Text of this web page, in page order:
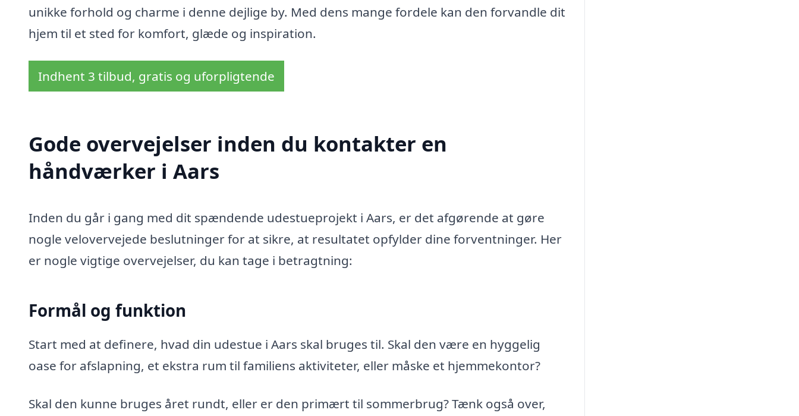
unikke forhold og charme i denne dejlige by. Med dens mange fordele kan den forvandle dit
hjem til et sted for komfort, glæde og inspiration.
Indhent 3 tilbud, gratis og uforpligtende
Gode overvejelser inden du kontakter en
håndværker i Aars
Inden du går i gang med dit spændende udestueprojekt i Aars, er det afgørende at gøre
nogle velovervejede beslutninger for at sikre, at resultatet opfylder dine forventninger. Her
er nogle vigtige overvejelser, du kan tage i betragtning:
Formål og funktion
Start med at definere, hvad din udestue i Aars skal bruges til. Skal den være en hyggelig
oase for afslapning, et ekstra rum til familiens aktiviteter, eller måske et hjemmekontor?
Skal den kunne bruges året rundt, eller er den primært til sommerbrug? Tænk også over,